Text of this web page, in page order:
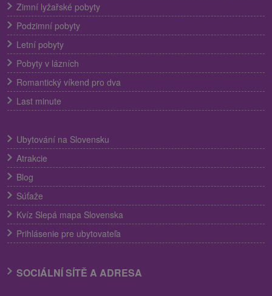
Zimní lyžařské pobyty
Podzimní pobyty
Letní pobyty
Pobyty v lázních
Romantický víkend pro dva
Last minute
Ubytování na Slovensku
Atrakcie
Blog
Súťaže
Kvíz Slepá mapa Slovenska
Prihlásenie pre ubytovateľa
SOCIÁLNÍ SÍTĚ A ADRESA